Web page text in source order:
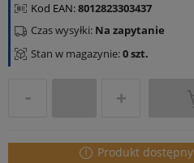
Kod EAN:8012823303437
Stan w magazynie:0 szt.
Czas wysyłki: Na zapytanie
Produkt dostępny